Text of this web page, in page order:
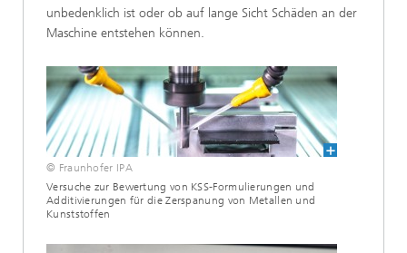
unbedenklich ist oder ob auf lange Sicht Schäden an der
Maschine entstehen können.
© Fraunhofer IPA
Versuche zur Bewertung von KSS-Formulierungen und
Additivierungen für die Zerspanung von Metallen und
Kunststoffen